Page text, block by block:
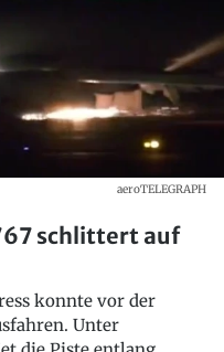
aeroTELEGRAPH
schlittert auf
konnte vor der
Unter